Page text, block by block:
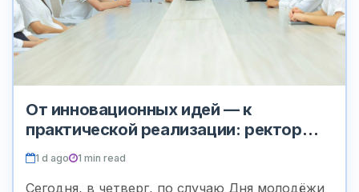
От инновационных идей — к
практической реализации: ректор
встретился с молодёжью
1 d ago 1 min read
Сегодня, в четверг, по случаю Дня молодёжи